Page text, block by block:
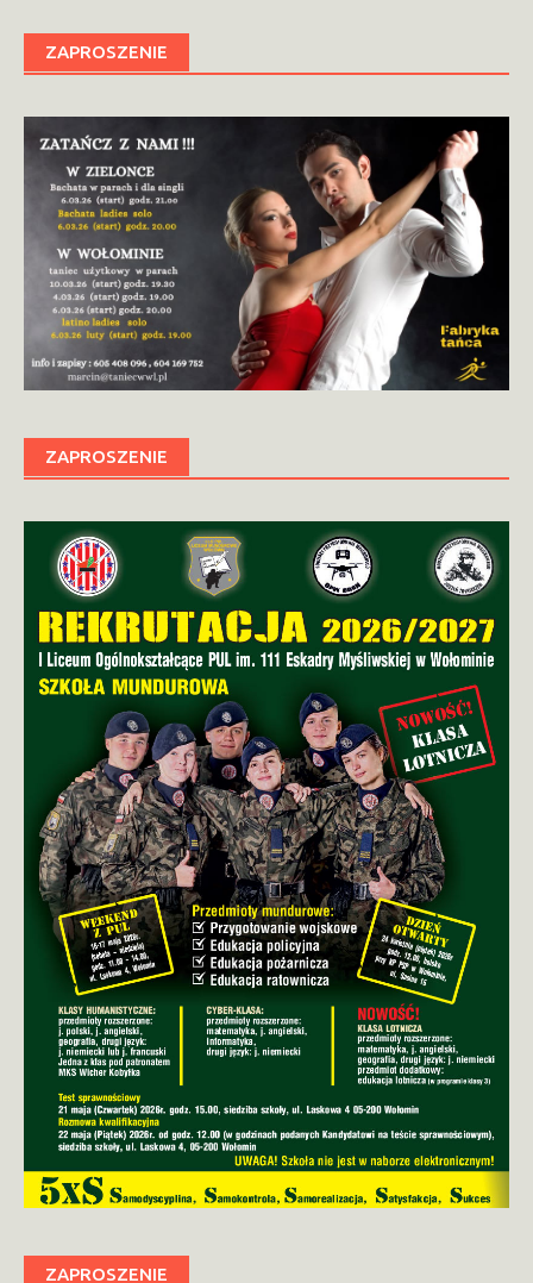
ZAPROSZENIE
ZAPROSZENIE
ZAPROSZENIE